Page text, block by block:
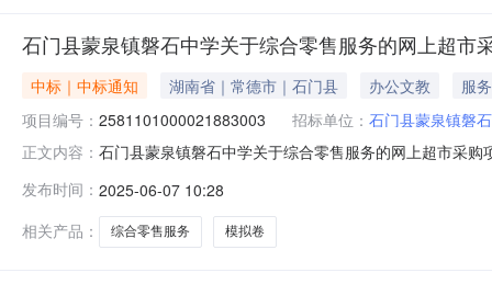
石门县蒙泉镇磐石中学关于综合零售服务的网上超市
中标｜中标通知 湖南省｜常德市｜石门县 办公文教
服务
项目编号： 2581101000021883003 招标单位： 石门县蒙泉镇磐
正文内容： 石门县蒙泉镇磐石中学关于综合零售服务的网上超市采
划名称:湖南省常德市石门县报价起止时间:-二、采购单
发布时间： 2025-06-07 10:28
相关产品：
综合零售服务 模拟卷